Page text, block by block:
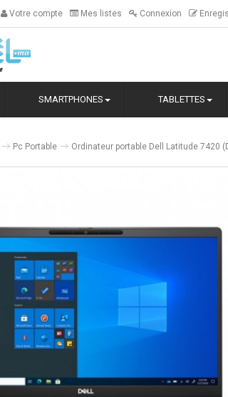
Votre compte Mes listes Connexion
SMARTPHONES TABLETTES
Pc Portable Ordinateur portable Dell Latitude 7420